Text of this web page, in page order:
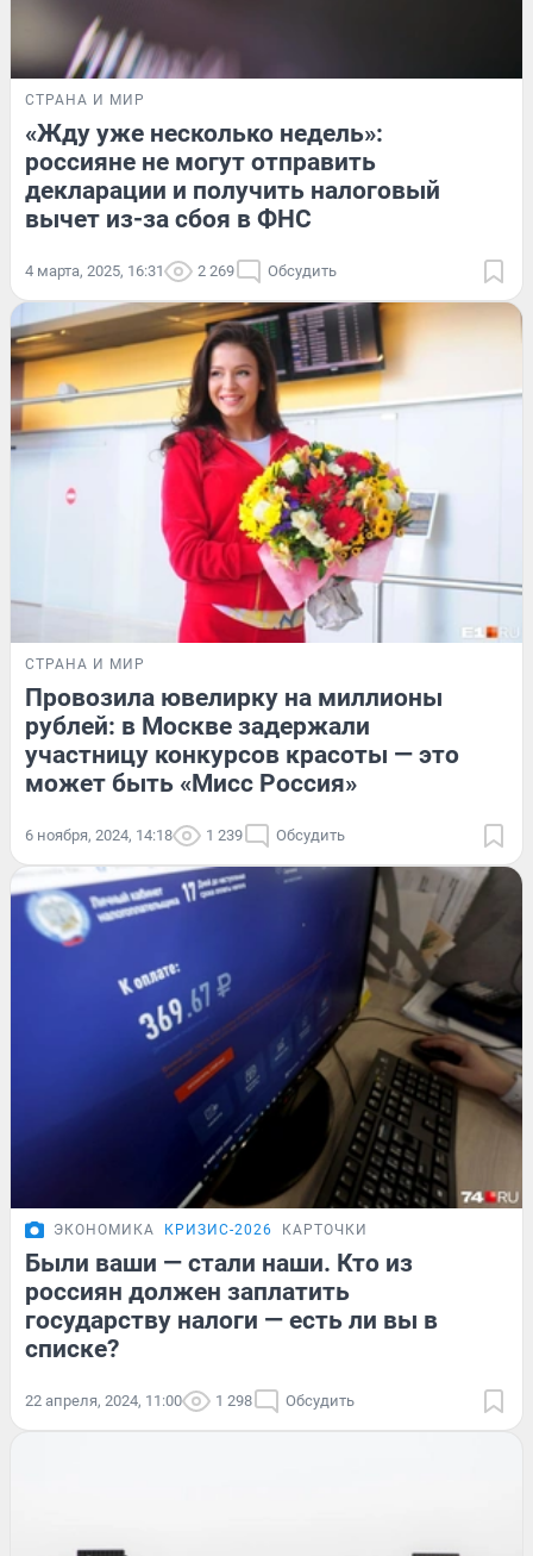
СТРАНА И МИР
«Жду уже несколько недель»:
россияне не могут отправить
декларации и получить налоговый
вычет из-за сбоя в ФНС
4 марта, 2025, 16:31 2 269 Обсудить
СТРАНА И МИР
Провозила ювелирку на миллионы
рублей: в Москве задержали
участницу конкурсов красоты — это
может быть «Мисс Россия»
6 ноября, 2024, 14:18 1 239 Обсудить
ЭКОНОМИКА КРИЗИС-2026 КАРТОЧКИ
Были ваши — стали наши. Кто из
россиян должен заплатить
государству налоги — есть ли вы в
списке?
22 апреля, 2024, 11:00 1 298 Обсудить